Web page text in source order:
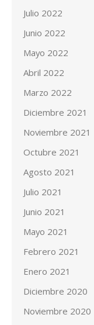
Julio 2022
Junio 2022
Mayo 2022
Abril 2022
Marzo 2022
Diciembre 2021
Noviembre 2021
Octubre 2021
Agosto 2021
Julio 2021
Junio 2021
Mayo 2021
Febrero 2021
Enero 2021
Diciembre 2020
Noviembre 2020